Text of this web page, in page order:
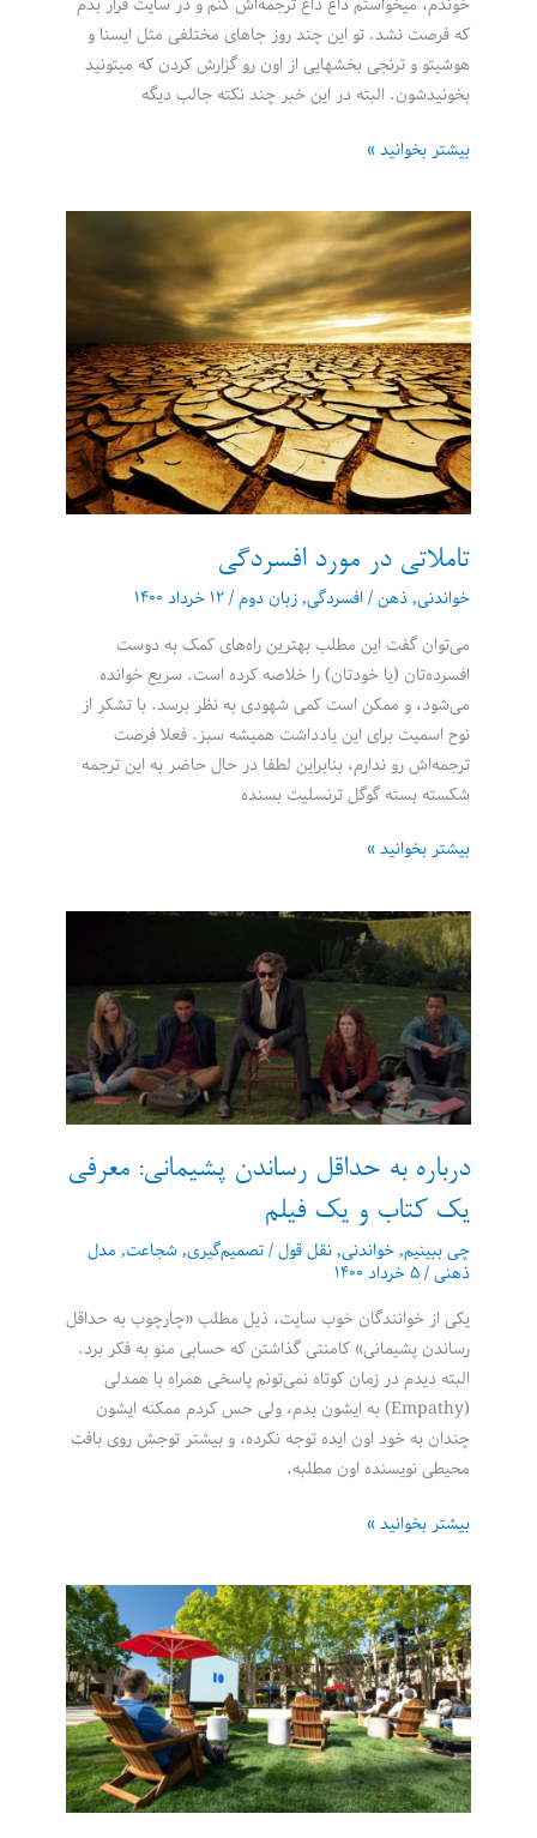
که فرصت نشد. تو این چند روز جاهای مختلفی مثل ایسنا و
هوشیتو و ترنجی بخشهایی از اون رو گزارش کردن که میتونید
بخونیدشون. البته در این خبر چند نکته جالب دیگه
گوگل
هوش
مصنوعی
برای
طراحی
نسل
بعدی
تراشه‌های
خود
استفاده
می‌کند
بیشتر بخوانید »
تاملاتی در مورد افسردگی
خواندنی,ذهن/افسردگی,زبان دوم/۱۲ خرداد ۱۴۰۰
می‌توان گفت این مطلب بهترین راه‌های کمک به دوست
افسرده‌تان (یا خودتان) را خلاصه کرده است. سریع خوانده
می‌شود، و ممکن است کمی شهودی به نظر برسد. با تشکر از
نوح اسمیت برای این یادداشت همیشه سبز. فعلا فرصت
ترجمه‌اش رو ندارم، بنابراین لطفا در حال حاضر به این ترجمه
شکسته بسته گوگل ترنسلیت بسنده
تاملاتی
مورد
افسردگی
بیشتر بخوانید »
درباره به حداقل رساندن پشیمانی: معرفی
یک کتاب و یک فیلم
چی ببینیم,خواندنی,نقل قول/تصمیم‌گیری,شجاعت, مدل
ذهنی/۵ خرداد ۱۴۰۰
یکی از خوانندگان خوب سایت، ذیل مطلب «چارچوب به حداقل
رساندن پشیمانی» کامنتی گذاشتن که حسابی منو به فکر برد.
البته دیدم در زمان کوتاه نمی‌تونم پاسخی همراه با همدلی
(Empathy) به ایشون بدم، ولی حس کردم ممکنه ایشون
چندان به خود اون ایده توجه نکرده، و بیشتر توجش روی بافت
محیطی نویسنده اون مطلبه.
درباره
حداقل
رساندن
پشیمانی:
معرفی
یک
کتاب
و
یک
فیلم
بیشتر بخوانید »